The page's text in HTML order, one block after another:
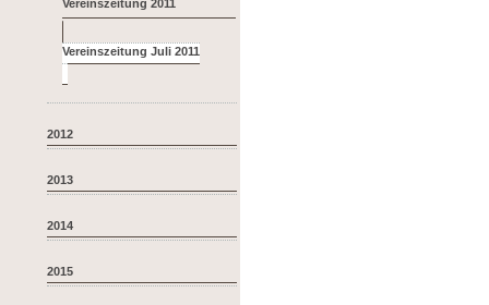
Vereinszeitung 2011
Vereinszeitung Juli 2011
2012
2013
2014
2015